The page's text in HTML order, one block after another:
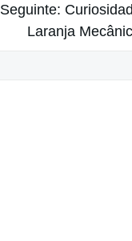
Seguinte:
Laranja